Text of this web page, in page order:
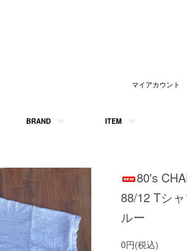
BRAND ITEM
マイアカウント
80's
88/12 Tシ
ルー
0円(税込)